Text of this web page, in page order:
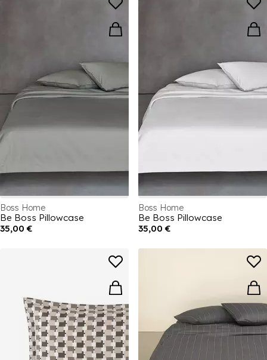
Boss Home
Be Boss Pillowcase
35,00 €
Boss Home
Be Boss Pillowcase
35,00 €